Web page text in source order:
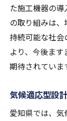
た施工機器の
の取り組みは、
持続可能な社会
より、今後ま
期待されていま
気候適応型設
愛知県では、